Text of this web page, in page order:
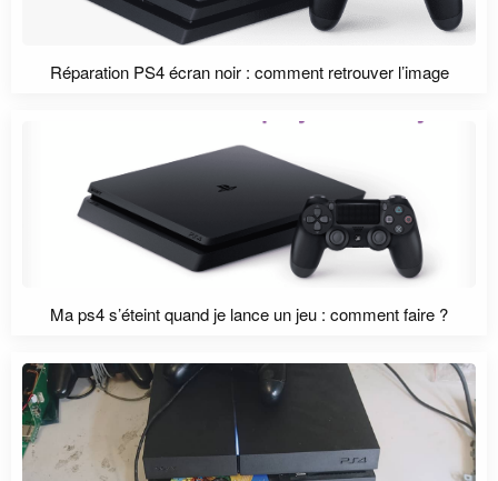
Réparation PS4 écran noir : comment retrouver l’image
Ma ps4 s’éteint quand je lance un jeu : comment faire ?